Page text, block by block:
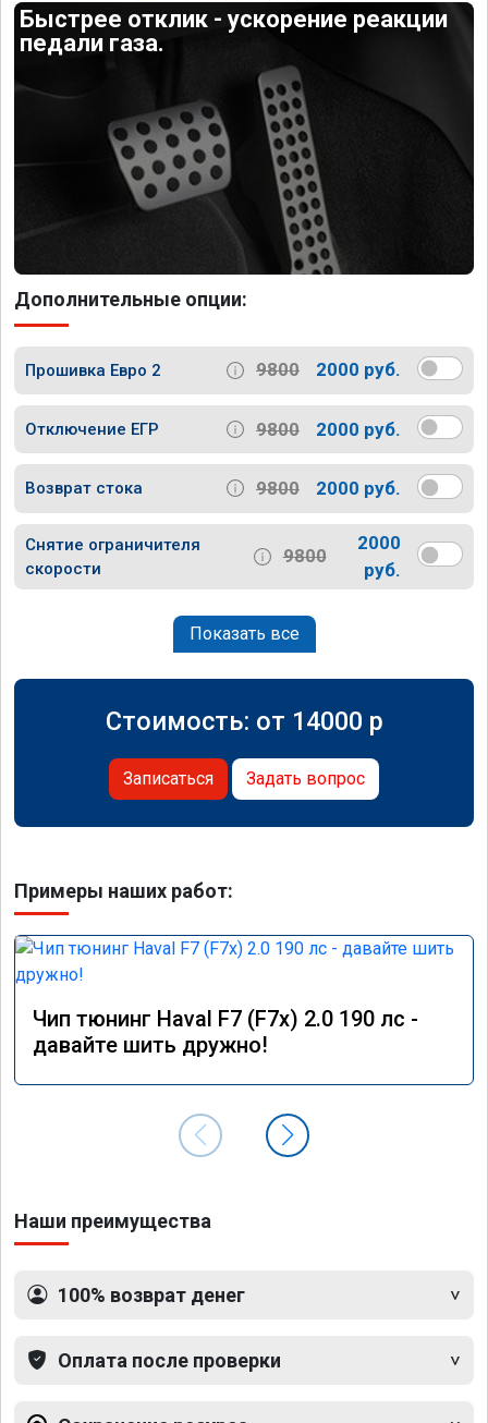
Быстрее отклик - ускорение реакции
педали газа.
Дополнительные опции:
Прошивка Евро 2 9800 2000 руб.
Отключение ЕГР 9800 2000 руб.
Возврат стока 9800 2000 руб.
Снятие ограничителя
скорости
9800
2000
руб.
Показать все
Стоимость: от 14000 p
Записаться Задать вопрос
Примеры наших работ:
Чип тюнинг Haval F7 (F7x) 2.0 190 лс -
давайте шить дружно!
Наши преимущества
100% возврат денег
Оплата после проверки